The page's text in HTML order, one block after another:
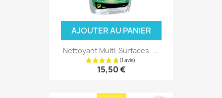
AJOUTER AU PANIER
Nettoyant Multi-Surfaces -...
15,50 €